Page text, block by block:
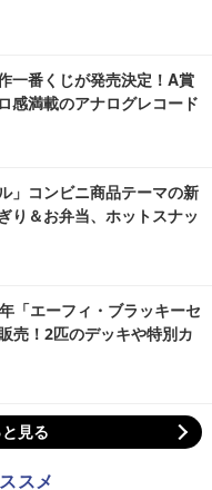
一番くじが発売決定！A賞
感満載のアナログレコード
」コンビニ商品テーマの新
り＆お弁当、ホットスナッ
「エーフィ・ブラッキーセ
売！2匹のデッキや特別カ
見る
スメ